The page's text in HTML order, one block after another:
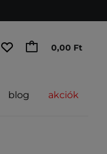
0,00 Ft
blog akciók